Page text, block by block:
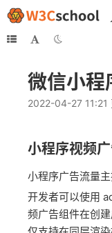
微信小程
2022-04-27 11:21
小程序视频
小程序广告流量主
开发者可以使用
频广告组件在创